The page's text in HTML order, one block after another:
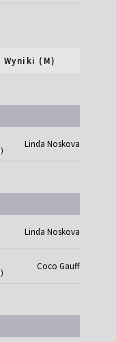
Wyniki (M)
Linda Noskova
Linda Noskova
Coco Gauff